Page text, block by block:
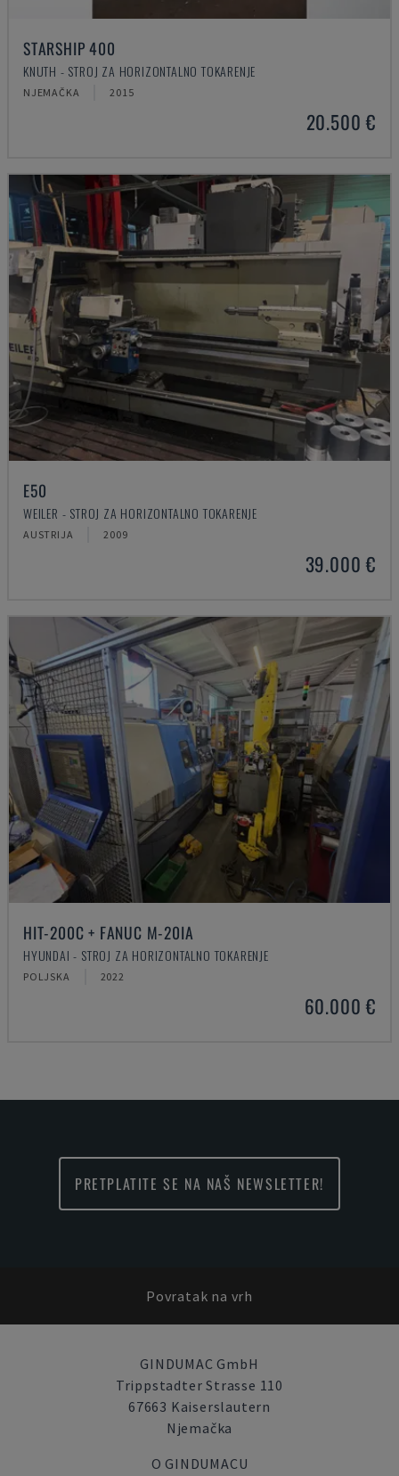
STARSHIP 400
KNUTH - STROJ ZA HORIZONTALNO TOKARENJE
NJEMAČKA 2015
20.500 €
E50
WEILER - STROJ ZA HORIZONTALNO TOKARENJE
AUSTRIJA 2009
39.000 €
HIT-200C + FANUC M-20IA
HYUNDAI - STROJ ZA HORIZONTALNO TOKARENJE
POLJSKA 2022
60.000 €
PRETPLATITE SE NA NAŠ NEWSLETTER!
Povratak na vrh
GINDUMAC GmbH
Trippstadter Strasse 110
67663 Kaiserslautern
Njemačka
O GINDUMACU